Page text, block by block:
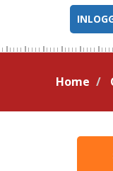
Home